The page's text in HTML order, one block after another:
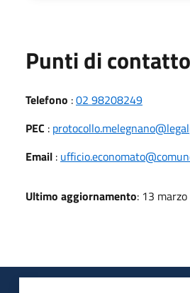
Punti di contatto
Telefono :02 98208249
PEC :
Email :
Ultimo aggiornamento: 13